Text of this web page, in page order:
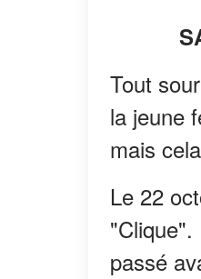
Tout
la jeune
mais
Le 22
passé